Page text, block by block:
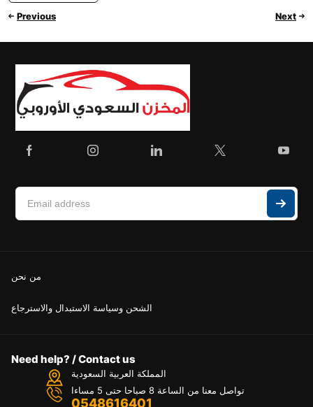
Previous Next
من نحن
الشحن وسياسة الاستبدال والاسترجاع
Need help? / Contact us
المملكة العربية السعودية
تواصل معنا من الساعة 8 صباحا حتى 5 مساءا
0548616401